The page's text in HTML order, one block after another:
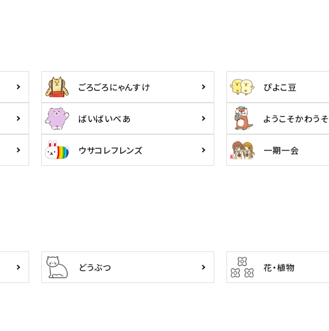
ごろごろにゃんすけ ぴよこ豆
ばいばいべあ ようこそかわうそ
ウサコレフレンズ 一期一会
どうぶつ 花・植物